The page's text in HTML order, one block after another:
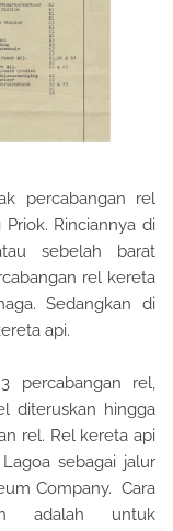
percabangan rel
Rinciannya di
sebelah barat
rel kereta
Sedangkan di
api.
percabangan rel,
diteruskan hingga
rel. Rel kereta api
sebagai jalur
Company. Cara
adalah untuk